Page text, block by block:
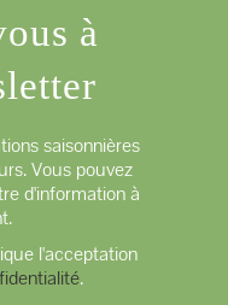
à
saisonnières
Vous pouvez
d'information à
l'acceptation
.